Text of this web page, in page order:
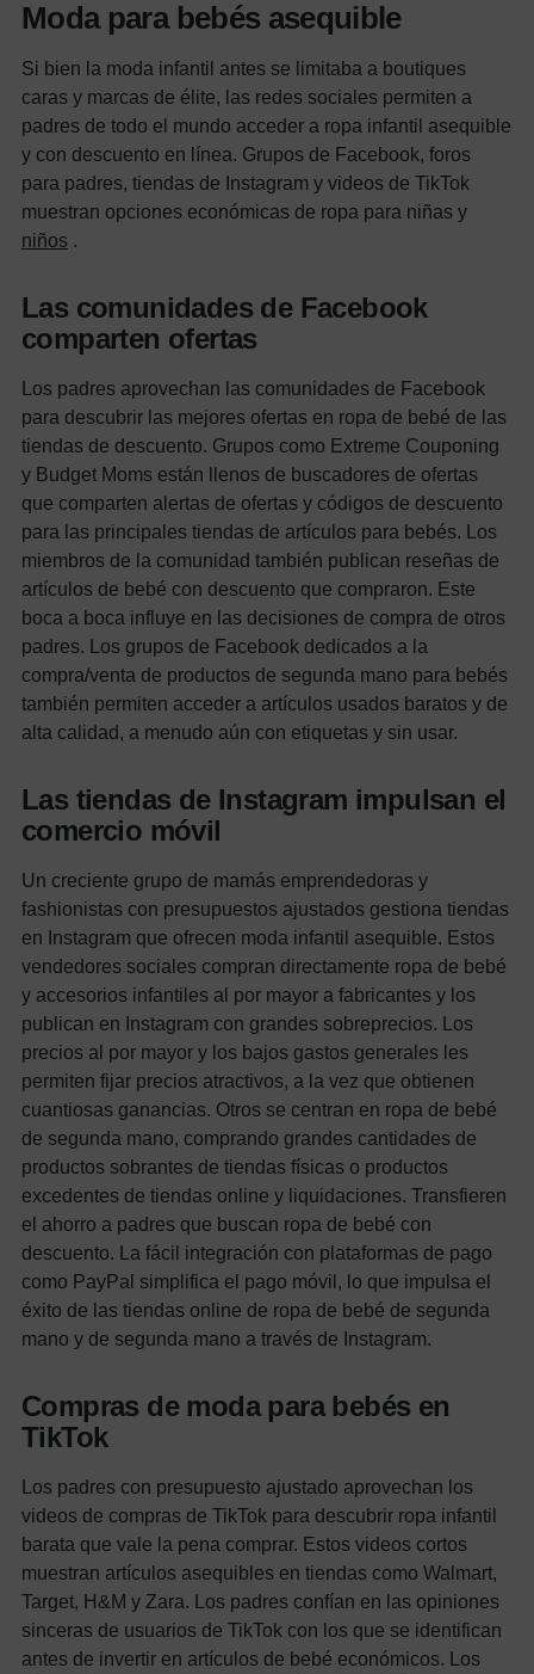
Moda para bebés asequible
Si bien la moda infantil antes se limitaba a boutiques
caras y marcas de élite, las redes sociales permiten a
padres de todo el mundo acceder a ropa infantil asequible
y con descuento en línea. Grupos de Facebook, foros
para padres, tiendas de Instagram y videos de TikTok
muestran opciones económicas de ropa para niñas y
niños .
Las comunidades de Facebook
comparten ofertas
Los padres aprovechan las comunidades de Facebook
para descubrir las mejores ofertas en ropa de bebé de las
tiendas de descuento. Grupos como Extreme Couponing
y Budget Moms están llenos de buscadores de ofertas
que comparten alertas de ofertas y códigos de descuento
para las principales tiendas de artículos para bebés. Los
miembros de la comunidad también publican reseñas de
artículos de bebé con descuento que compraron. Este
boca a boca influye en las decisiones de compra de otros
padres. Los grupos de Facebook dedicados a la
compra/venta de productos de segunda mano para bebés
también permiten acceder a artículos usados ​​baratos y de
alta calidad, a menudo aún con etiquetas y sin usar.
Las tiendas de Instagram impulsan el
comercio móvil
Un creciente grupo de mamás emprendedoras y
fashionistas con presupuestos ajustados gestiona tiendas
en Instagram que ofrecen moda infantil asequible. Estos
vendedores sociales compran directamente ropa de bebé
y accesorios infantiles al por mayor a fabricantes y los
publican en Instagram con grandes sobreprecios. Los
precios al por mayor y los bajos gastos generales les
permiten fijar precios atractivos, a la vez que obtienen
cuantiosas ganancias. Otros se centran en ropa de bebé
de segunda mano, comprando grandes cantidades de
productos sobrantes de tiendas físicas o productos
excedentes de tiendas online y liquidaciones. Transfieren
el ahorro a padres que buscan ropa de bebé con
descuento. La fácil integración con plataformas de pago
como PayPal simplifica el pago móvil, lo que impulsa el
éxito de las tiendas online de ropa de bebé de segunda
mano y de segunda mano a través de Instagram.
Compras de moda para bebés en
TikTok
Los padres con presupuesto ajustado aprovechan los
videos de compras de TikTok para descubrir ropa infantil
barata que vale la pena comprar. Estos videos cortos
muestran artículos asequibles en tiendas como Walmart,
Target, H&M y Zara. Los padres confían en las opiniones
sinceras de usuarios de TikTok con los que se identifican
antes de invertir en artículos de bebé económicos. Los